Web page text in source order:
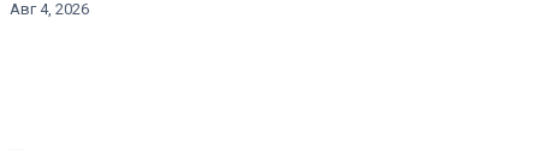
Авг 4, 2026